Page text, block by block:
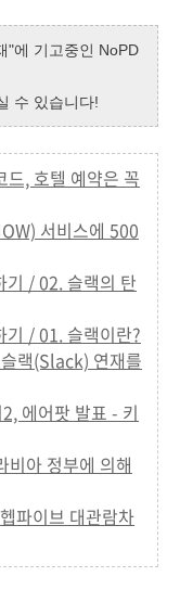
"에 기고중인 NoPD
수 있습니다!
, 호텔 예약은 꼭
서비스에 500
/ 02. 슬랙의 탄
/ 01. 슬랙이란?
랙(Slack) 연재를
에어팟 발표 - 키
아 정부에 의해
파이브 대관람차